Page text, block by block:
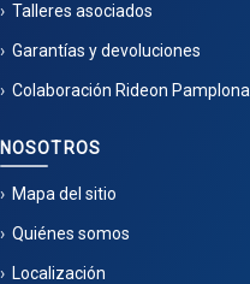
Talleres asociados
Garantías y devoluciones
Colaboración Rideon Pamplona
NOSOTROS
Mapa del sitio
Quiénes somos
Localización